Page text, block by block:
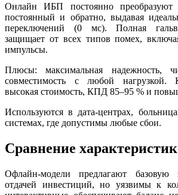
Онлайн ИБП постоянно
постоянный и обратно, выдавая
переключений (0 мс). Полная
защищает от всех типов помех,
импульсы.
Плюсы: максимальная надежность,
совместимость с любой нагрузкой.
высокая стоимость, КПД 85–95 % и
Используются в дата-центрах,
системах, где допустимы любые сбои.
Сравнение характеристик
Офлайн-модели предлагают
отдачей инвестиций, но уязвимы к